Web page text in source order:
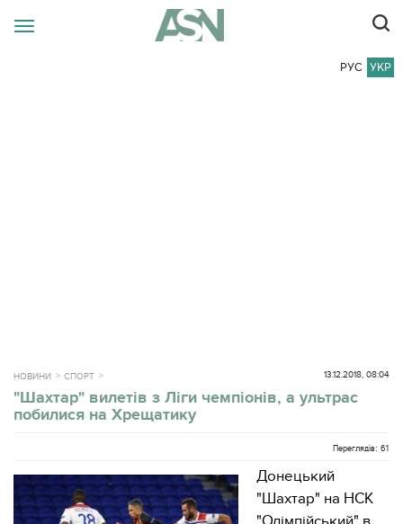
РУС УКР
НОВИНИ СПОРТ 13.12.2018, 08:04
"Шахтар" вилетів з Ліги чемпіонів, а ультрас
побилися на Хрещатику
Переглядів: 61
Донецький
"Шахтар" на НСК